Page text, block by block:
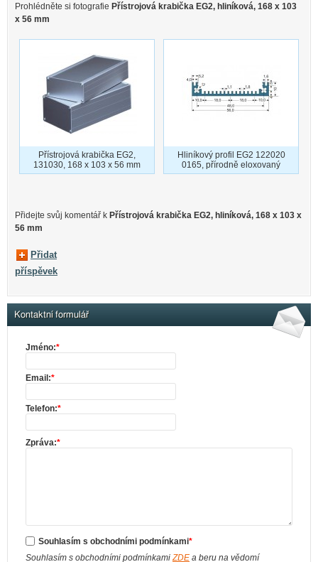
Prohlédněte si fotografie Přístrojová krabička EG2, hliníková, 168 x 103
x 56 mm
Přístrojová krabička EG2,
131030, 168 x 103 x 56 mm
Hliníkový profil EG2 122020
0165, přírodně eloxovaný
Přidejte svůj komentář k Přístrojová krabička EG2, hliníková, 168 x 103 x
56 mm
Přidat
příspěvek
Kontaktní formulář
Jméno:*
Email:*
Telefon:*
Zpráva:*
Souhlasím s obchodními podmínkami*
Souhlasím s obchodními podmínkamiZDE a beru na vědomí